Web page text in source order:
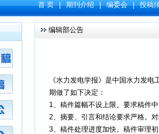
首 页|期刊介绍|编委会|投稿
编辑部公告
《水力发电学报》是中国水力发
期做了如下决定：
1、稿件篇幅不设上限。要求稿件
2、摘要、引言和结论要求严格。
3、稿件处理进度加快。稿件审理